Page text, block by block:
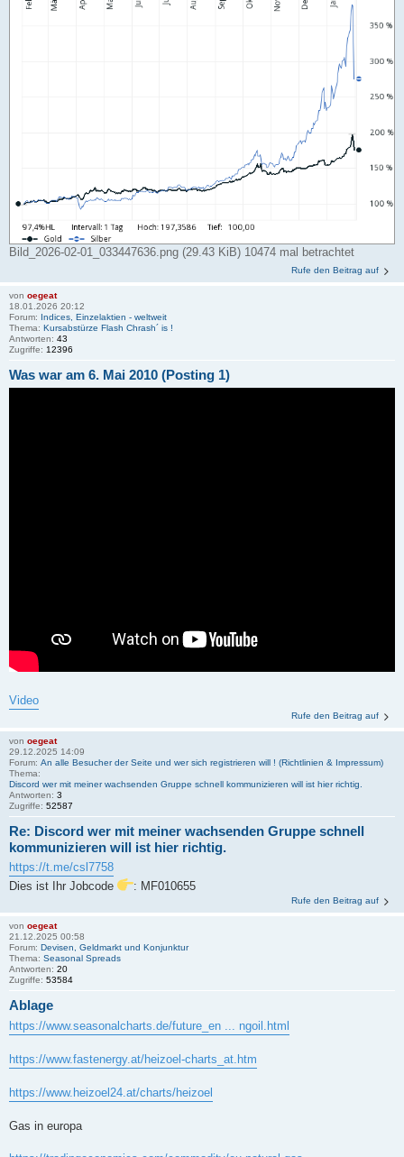
Bild_2026-02-01_033447636.png (29.43 KiB) 10474 mal betrachtet
Rufe den Beitrag auf
von oegeat
18.01.2026 20:12
Forum: Indices, Einzelaktien - weltweit
Thema: Kursabstürze Flash Chrash´ is !
Antworten: 43
Zugriffe: 12396
Was war am 6. Mai 2010 (Posting 1)
Video
Rufe den Beitrag auf
von oegeat
29.12.2025 14:09
Forum: An alle Besucher der Seite und wer sich registrieren will ! (Richtlinien & Impressum)
Thema:
Discord wer mit meiner wachsenden Gruppe schnell kommunizieren will ist hier richtig.
Antworten: 3
Zugriffe: 52587
Re: Discord wer mit meiner wachsenden Gruppe schnell
kommunizieren will ist hier richtig.
https://t.me/csl7758
Dies ist Ihr Jobcode
: MF010655
Rufe den Beitrag auf
von oegeat
21.12.2025 00:58
Forum: Devisen, Geldmarkt und Konjunktur
Thema: Seasonal Spreads
Antworten: 20
Zugriffe: 53584
Ablage
https://www.seasonalcharts.de/future_en ... ngoil.html
https://www.fastenergy.at/heizoel-charts_at.htm
https://www.heizoel24.at/charts/heizoel
Gas in europa